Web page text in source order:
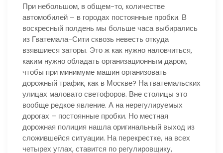
При небольшом, в общем-то, количестве
автомобилей – в городах постоянные пробки. В
воскресный полдень мы больше часа выбирались
из Гватемала-Сити сквозь невесть откуда
взявшиеся заторы. Это ж как нужно наловчиться,
каким нужно обладать организационным даром,
чтобы при минимуме машин организовать
дорожный трафик, как в Москве? На гватемальских
улицах маловато светофоров. Вне столицы это
вообще редкое явление. А на нерегулируемых
дорогах – постоянные пробки. Но местная
дорожная полиция нашла оригинальный выход из
сложившейся ситуации. На перекрестке, на всех
четырех углах, ставится по регулировщику,